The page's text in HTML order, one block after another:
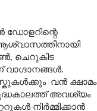
ഡോളറിന്റെ
ആശ്വാസത്തിനായി
, ചെറുകിട
വൻ ക്ഷാമം
അവശ്യം
നിർമ്മിക്കാൻ